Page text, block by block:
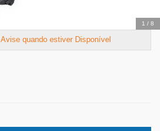
2 / 8
Avise quando estiver Disponível